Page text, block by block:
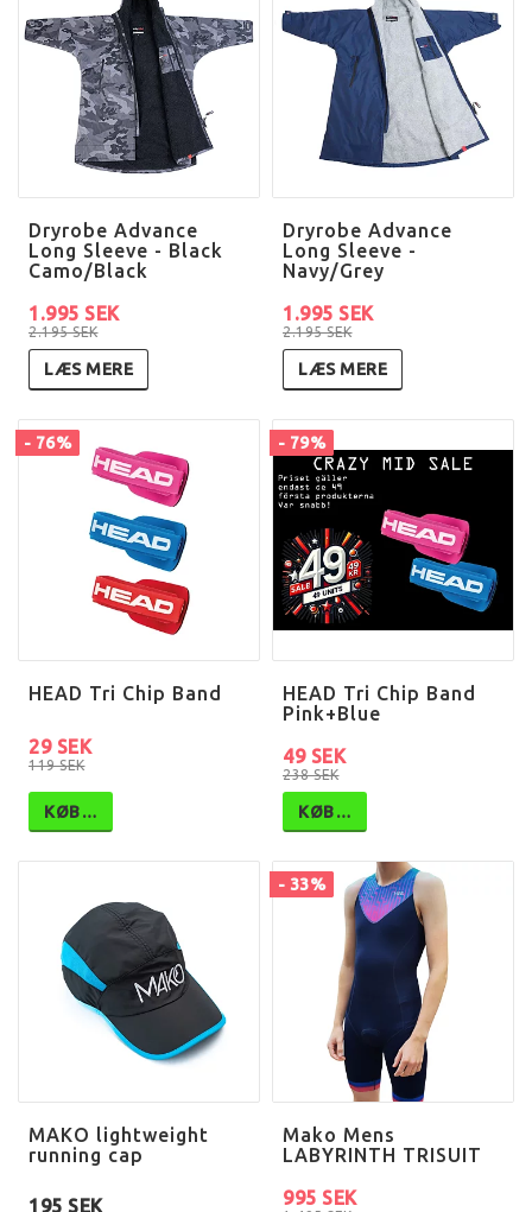
Dryrobe Advance
Long Sleeve - Black
Camo/Black
2.195 SEK
1.995 SEK
LÆS MERE
Dryrobe Advance
Long Sleeve -
Navy/Grey
2.195 SEK
1.995 SEK
LÆS MERE
- 76%
HEAD Tri Chip Band
119 SEK
29 SEK
KØB…
- 79%
HEAD Tri Chip Band
Pink+Blue
238 SEK
49 SEK
KØB…
MAKO lightweight
running cap
195 SEK
- 33%
Mako Mens
LABYRINTH TRISUIT
995 SEK